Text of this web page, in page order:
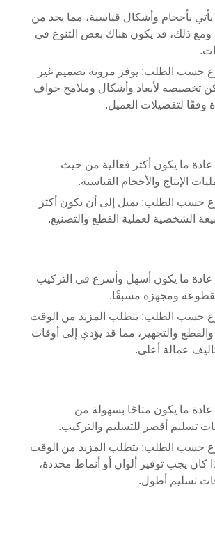
يأتي بأحجام وأشكال قياسية، مما يحد من
ومع ذلك، قد يكون هناك بعض التنوع في
حسب الطلب: يوفر مرونة تصميم غير
تخصيصه لأبعاد وأشكال وملامح حواف
لتفضيلات العميل.
عادة ما يكون أكثر فعالية من حيث
الإنتاج والأحجام القياسية.
حسب الطلب: يميل إلى أن يكون أكثر
الشخصية لعملية القطع والتصنيع.
عادة ما يكون أسهل وأسرع في التركيب
ومجهزة مسبقًا.
حسب الطلب: يتطلب المزيد من الوقت
والتجهيز، مما قد يؤدي إلى أوقات
عمالة أعلى.
عادة ما يكون متاحًا بسهولة من
تسليم أقصر للتسليم والتركيب.
حسب الطلب: يتطلب المزيد من الوقت
كان يجب توفير ألوان أو أنماط محددة،
تسليم أطول.